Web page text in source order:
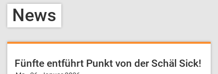
News
Fünfte entführt Punkt von der Schäl Sick!